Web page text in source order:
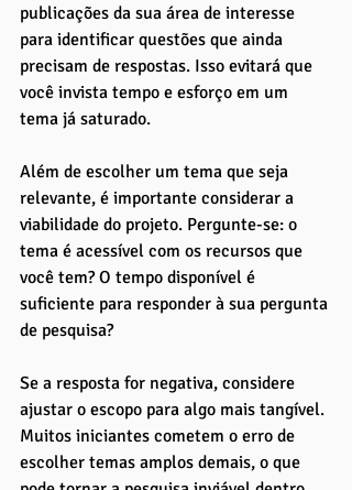
publicações da sua área de interesse
para identificar questões que ainda
precisam de respostas. Isso evitará que
você invista tempo e esforço em um
tema já saturado.
Além de escolher um tema que seja
relevante, é importante considerar a
viabilidade do projeto. Pergunte-se: o
tema é acessível com os recursos que
você tem? O tempo disponível é
suficiente para responder à sua pergunta
de pesquisa?
Se a resposta for negativa, considere
ajustar o escopo para algo mais tangível.
Muitos iniciantes cometem o erro de
escolher temas amplos demais, o que